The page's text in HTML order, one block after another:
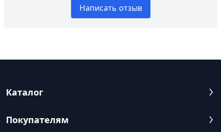
Написать отзыв
Каталог
Покупателям